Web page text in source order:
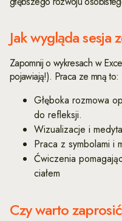
Jak wygląda sesja
Zapomnij o wykresach w
pojawiają!). Praca ze mną to:
Głęboka rozmowa
do refleksji.
Wizualizacje i
Praca z symbolami i
Ćwiczenia
ciałem
Czy warto